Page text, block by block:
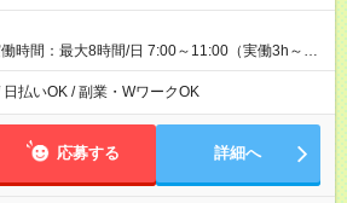
時間：最大8時間/日 7:00～11:00（実働3h～）
※3h以上の勤務も大歓迎！ ★週2日～勤務
OK ★1～2週毎のシフト申告制 ★残業なし！次
払いOK / 副業・WワークOK
応募する 詳細へ